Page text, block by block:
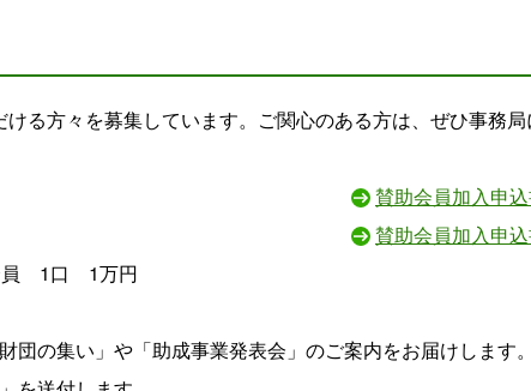
る方々を募集しています。ご関心のある方は、ぜひ事務
賛助会員加入申
賛助会員加入申
員 1口 1万円
の集い」や「助成事業発表会」のご案内をお届けします。